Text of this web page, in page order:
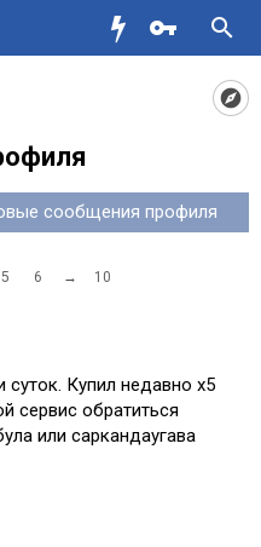
сообщения профиля
5 6 → 10
Купил недавно х5
сервис обратиться
или саркандаугава